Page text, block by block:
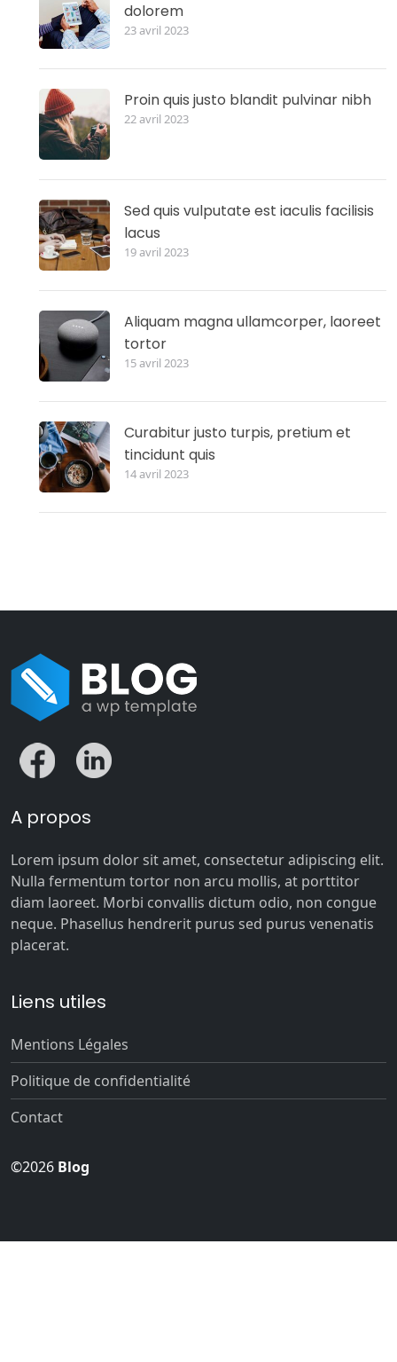
dolorem
23 avril 2023
Proin quis justo blandit pulvinar nibh
22 avril 2023
Sed quis vulputate est iaculis facilisis
lacus
19 avril 2023
Aliquam magna ullamcorper, laoreet
tortor
15 avril 2023
Curabitur justo turpis, pretium et
tincidunt quis
14 avril 2023
A propos
Lorem ipsum dolor sit amet, consectetur adipiscing elit.
Nulla fermentum tortor non arcu mollis, at porttitor
diam laoreet. Morbi convallis dictum odio, non congue
neque. Phasellus hendrerit purus sed purus venenatis
placerat.
Liens utiles
Mentions Légales
Politique de confidentialité
Contact
©2026 Blog